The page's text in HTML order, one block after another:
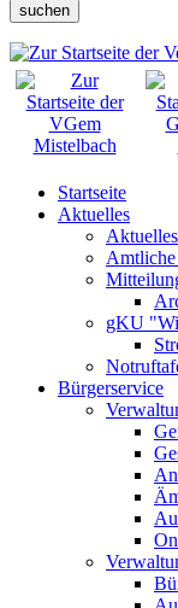
suchen
Startseite
Aktuelles
gKU
Bürgerservice